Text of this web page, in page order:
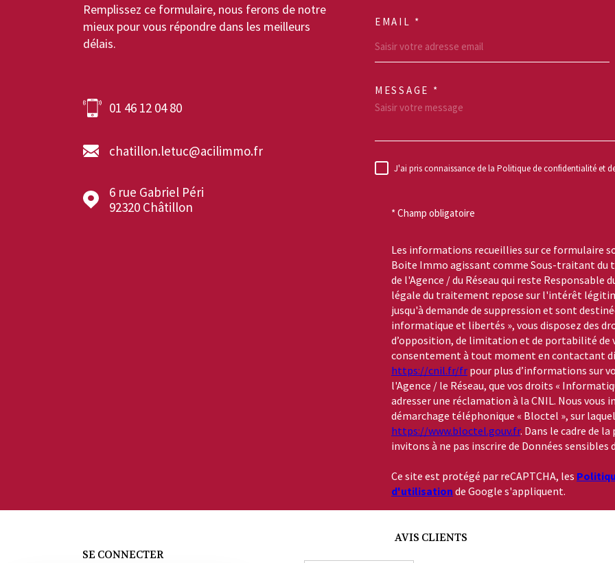
Remplissez ce formulaire, nous ferons de notre
mieux pour vous répondre dans les meilleurs
délais.
01 46 12 04 80
chatillon.letuc@acilimmo.fr
6 rue Gabriel Péri
92320
Châtillon
EMAIL *
MESSAGE *
RÈGLEMENTATION
J'ai pris connaissance de la Politique de confidentialité et
* Champ obligatoire
Les informations recueillies sur ce formulaire
Boite Immo agissant comme Sous-traitant
de l'Agence / du Réseau qui reste Responsable
légale du traitement repose sur l'intérêt
jusqu'à demande de suppression et sont
informatique et libertés », vous disposez des
d’opposition, de limitation et de portabilité de
consentement à tout moment en contactant
https://cnil.fr/fr pour plus d’informations sur
l'Agence / le Réseau, que vos droits «
adresser une réclamation à la CNIL. Nous
démarchage téléphonique « Bloctel », sur
https://www.bloctel.gouv.fr. Dans le cadre de
invitons à ne pas inscrire de Données sensibles
Ce site est protégé par reCAPTCHA, les
d'utilisation de Google s'appliquent.
SE CONNECTER
AVIS CLIENTS